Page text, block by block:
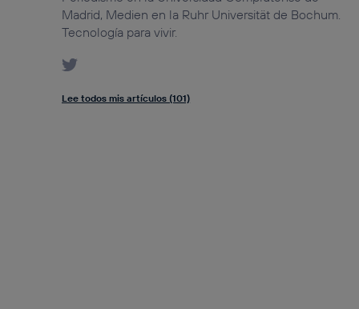
Madrid, Medien en la Ruhr Universität de Bochum.
Tecnología para vivir.
Lee todos mis artículos (101)